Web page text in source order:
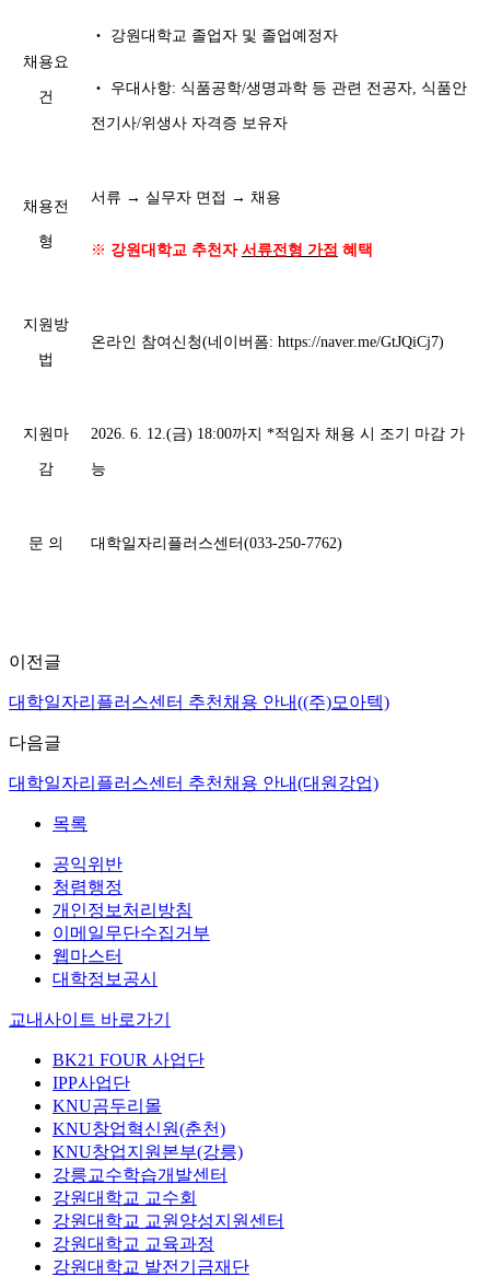
채용요
건
‧ 강원대학교 졸업자 및 졸업예정자
‧ 우대사항: 식품공학/생명과학 등 관련 전공자, 식품안
전기사/위생사 자격증 보유자
채용전
형
서류 → 실무자 면접 → 채용
※ 강원대학교 추천자 서류전형 가점 혜택
지원방
법
온라인 참여신청(네이버폼: https://naver.me/GtJQiCj7)
지원마
감
2026. 6. 12.(금) 18:00까지 *적임자 채용 시 조기 마감 가
능
문 의 대학일자리플러스센터(033-250-7762)
이전글
대학일자리플러스센터 추천채용 안내((주)모아텍)
다음글
대학일자리플러스센터 추천채용 안내(대원강업)
목록
공익위반
청렴행정
개인정보처리방침
이메일무단수집거부
웹마스터
대학정보공시
교내사이트 바로가기
BK21 FOUR 사업단
IPP사업단
KNU곰두리몰
KNU창업혁신원(춘천)
KNU창업지원본부(강릉)
강릉교수학습개발센터
강원대학교 교수회
강원대학교 교원양성지원센터
강원대학교 교육과정
강원대학교 발전기금재단